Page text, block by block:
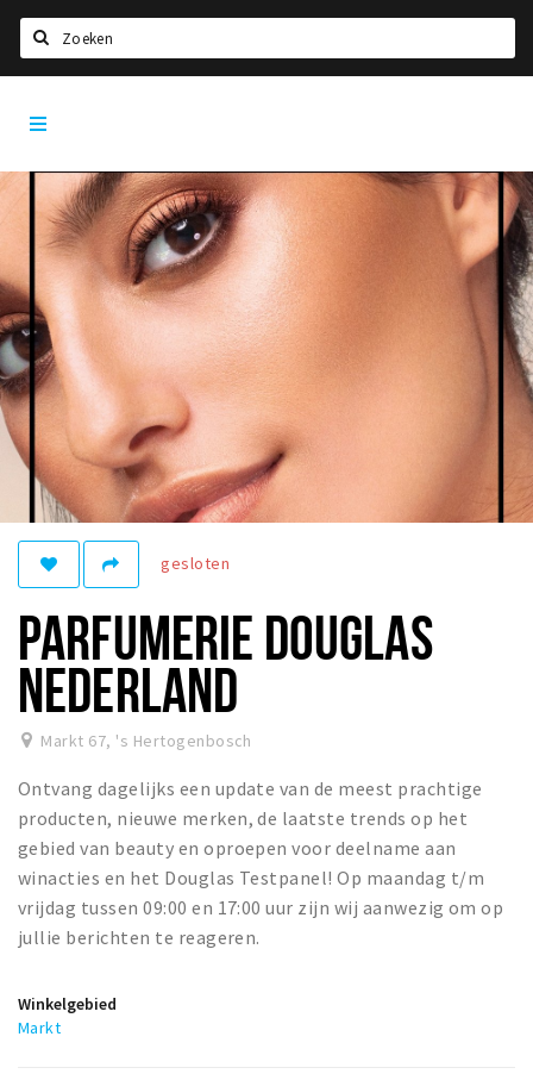
Home
Agenda
Deals
Party pics
Nieuws, interviews & blogs
Eten
Drinken
Recreatief
Winkels
Winkelgebieden
Bezienswaardigheden
Musea, theaters & podia
Uitjes & activiteiten
Toeristische routes
Natuurgebieden
Baroniepoorten
App
gesloten
PARFUMERIE DOUGLAS
NEDERLAND
Markt 67, 's Hertogenbosch
Ontvang dagelijks een update van de meest prachtige
producten, nieuwe merken, de laatste trends op het
gebied van beauty en oproepen voor deelname aan
winacties en het Douglas Testpanel! Op maandag t/m
vrijdag tussen 09:00 en 17:00 uur zijn wij aanwezig om op
jullie berichten te reageren.
Winkelgebied
Markt